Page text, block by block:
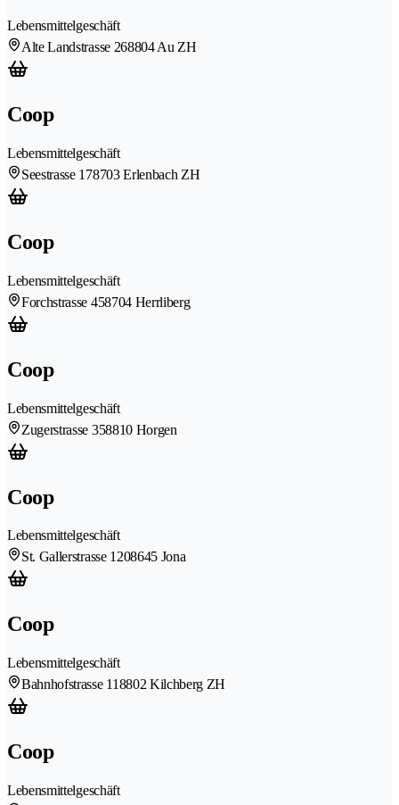
Lebensmittelgeschäft
Alte Landstrasse 268804 Au ZH
Coop
Lebensmittelgeschäft
Seestrasse 178703 Erlenbach ZH
Coop
Lebensmittelgeschäft
Forchstrasse 458704 Herrliberg
Coop
Lebensmittelgeschäft
Zugerstrasse 358810 Horgen
Coop
Lebensmittelgeschäft
St. Gallerstrasse 1208645 Jona
Coop
Lebensmittelgeschäft
Bahnhofstrasse 118802 Kilchberg ZH
Coop
Lebensmittelgeschäft